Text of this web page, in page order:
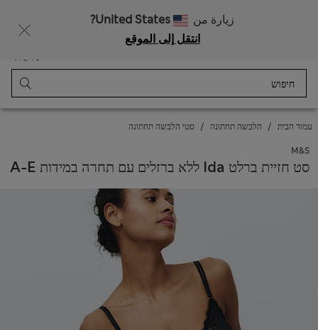
زيارة من
United States?
انتقل إلى الموقع
סל קניות
עמוד הבית הלבשה תחתונה סטי הלבשה תחתונה
M&S
סט חזיית ברלט Ida ללא ברזלים עם תחרה במידות A-E